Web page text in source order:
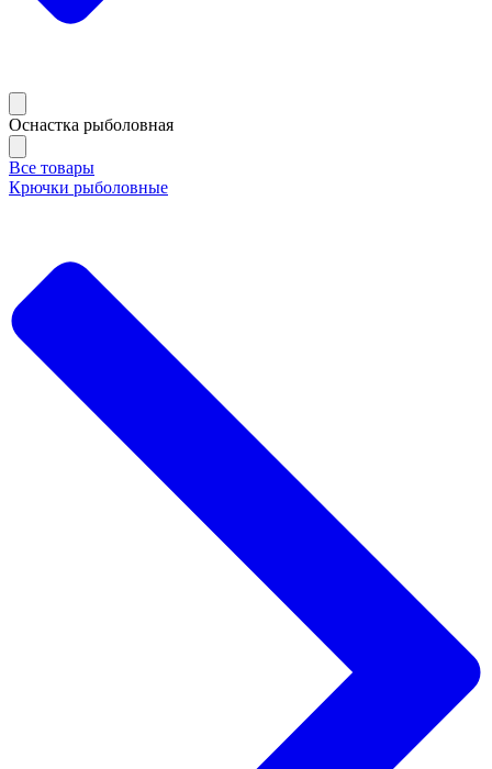
Оснастка рыболовная
Все товары
Крючки рыболовные